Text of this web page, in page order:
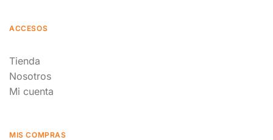
ACCESOS
Tienda
Nosotros
Mi cuenta
MIS COMPRAS